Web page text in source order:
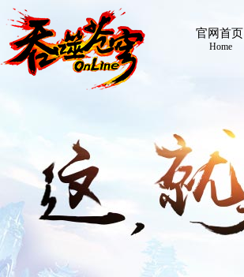
官网首页
Home